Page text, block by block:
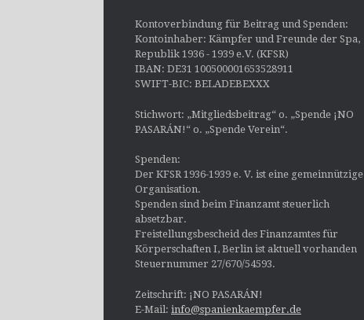
Kontoverbindung für Beitrag und Spenden:
Kontoinhaber: Kämpfer und Freunde der Spa,
Republik 1936 - 1939 e.V. (KFSR)
IBAN: DE31 100500001653528911
SWIFT-BIC: BELADEBEXXX
Stichwort: „Mitgliedsbeitrag“ o. „Spende ¡NO
PASARÁN!“ o. „Spende Verein“.
Spenden:
Der KFSR 1936-1939 e. V. ist eine gemeinnützige
Organisation.
Spenden sind beim Finanzamt steuerlich
absetzbar.
Freistellungsbescheid des Finanzamtes für
Körperschaften I, Berlin ist aktuell vorhanden
Steuernummer 27/670/54593.
Zeitschrift: ¡NO PASARÁN!
E-Mail: info@spanienkaempfer.de